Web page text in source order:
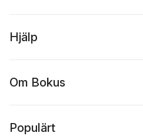
Hjälp
Om Bokus
Populärt